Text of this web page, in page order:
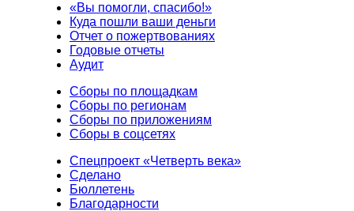
«Вы помогли, спасибо!»
Куда пошли ваши деньги
Отчет о пожертвованиях
Годовые отчеты
Аудит
Сборы по площадкам
Сборы по регионам
Сборы по приложениям
Сборы в соцсетях
Спецпроект «Четверть века»
Сделано
Бюллетень
Благодарности